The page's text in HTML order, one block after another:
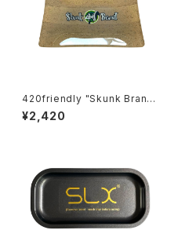
420friendly "Skunk Brand"
スカンク ガラスローリングトレ
イ（小 15.5 × 10 cm）
¥2,420